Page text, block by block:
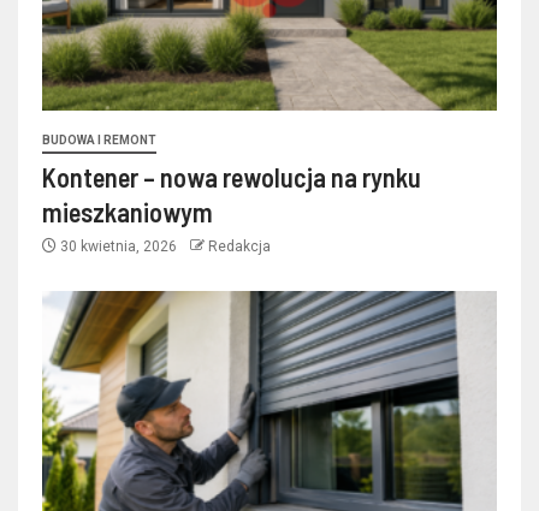
BUDOWA I REMONT
Kontener – nowa rewolucja na rynku
mieszkaniowym
30 kwietnia, 2026 Redakcja